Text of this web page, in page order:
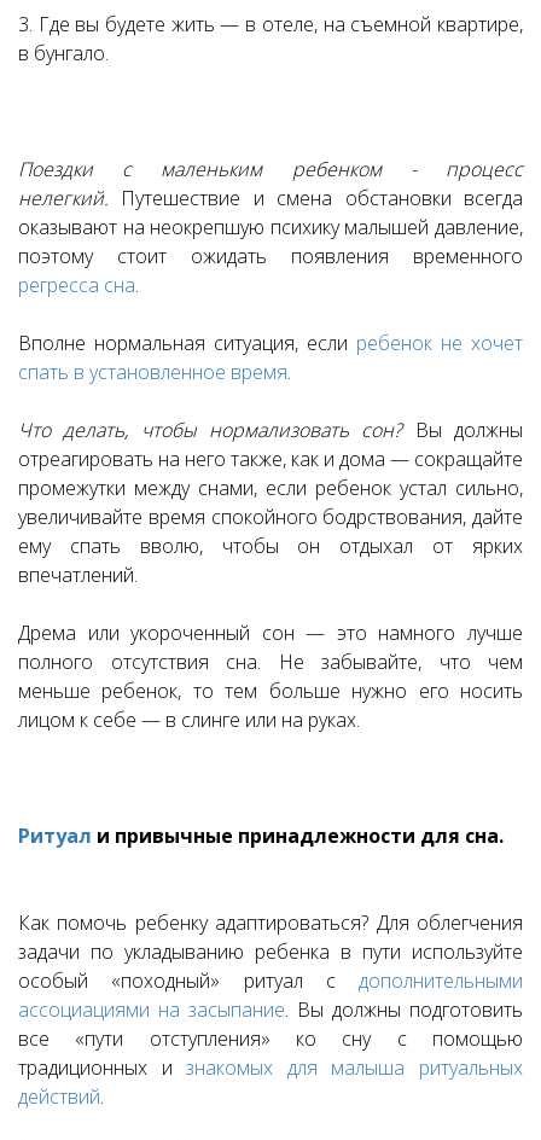
3. Где вы будете жить — в отеле, на съемной квартире,
в бунгало.
Поездки с маленьким ребенком - процесс
нелегкий. Путешествие и смена обстановки всегда
оказывают на неокрепшую психику малышей давление,
поэтому стоит ожидать появления временного
регресса сна.
Вполне нормальная ситуация, если ребенок не хочет
спать в установленное время.
Что делать, чтобы нормализовать сон?Вы должны
отреагировать на него также, как и дома — сокращайте
промежутки между снами, если ребенок устал сильно,
увеличивайте время спокойного бодрствования, дайте
ему спать вволю, чтобы он отдыхал от ярких
впечатлений.
Дрема или укороченный сон — это намного лучше
полного отсутствия сна. Не забывайте, что чем
меньше ребенок, то тем больше нужно его носить
лицом к себе — в слинге или на руках.
Ритуал и привычные принадлежности для сна.
Как помочь ребенку адаптироваться? Для облегчения
задачи по укладыванию ребенка в пути используйте
особый «походный» ритуал с дополнительными
ассоциациями на засыпание. Вы должны подготовить
все «пути отступления» ко сну с помощью
традиционных изнакомых для малыша ритуальных
действий.